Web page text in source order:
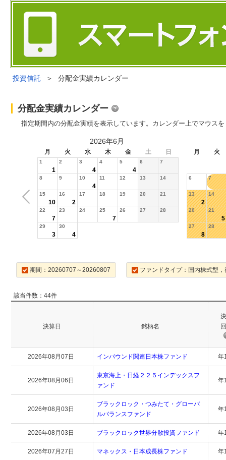
投資信託 ＞ 分配金実績カレンダー
分配金実績カレンダー
指定期間内の分配金実績を表示しています。カレンダー上でマウス
2026年6月
月 火 水 木 金 土 日 月 火
1
1
2 3
4
4 5
4
6 7
8 9 10
4
11 12 13 14
15
10
16
2
17 18 19 20 21
22
7
23 24 25
7
26 27 28
29
3
30
4
6 7
13
2
14
20 21
5
27
8
28
期間：20260707～20260807 ファンドタイプ：国内株式型
該当件数：44件
決算日 銘柄名
2026年08月07日 インバウンド関連日本株ファンド 年
2026年08月06日
東京海上・日経２２５インデックスフ
ァンド
年
2026年08月03日
ブラックロック・つみたて・グローバ
ルバランスファンド
年
2026年08月03日 ブラックロック世界分散投資ファンド 年
2026年07月27日 マネックス・日本成長株ファンド 年